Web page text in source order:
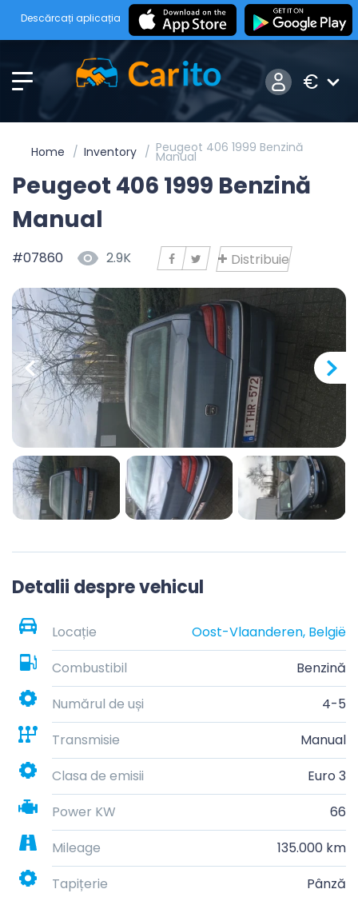
Descărcați aplicația
€
Home Inventory Peugeot 406 1999 Benzină
Manual
Peugeot 406 1999 Benzină
Manual
#07860 2.9K Distribuie
Detalii despre vehicul
Locație
Oost-Vlaanderen, België
Combustibil
Benzină
Numărul de uși
4-5
Transmisie
Manual
Clasa de emisii
Euro 3
Power KW
66
Mileage
135.000 km
Tapițerie
Pânză